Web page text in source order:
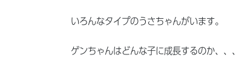
いろんなタイプのうさちゃんがいます。
ゲンちゃんはどんな子に成長するのか、、、